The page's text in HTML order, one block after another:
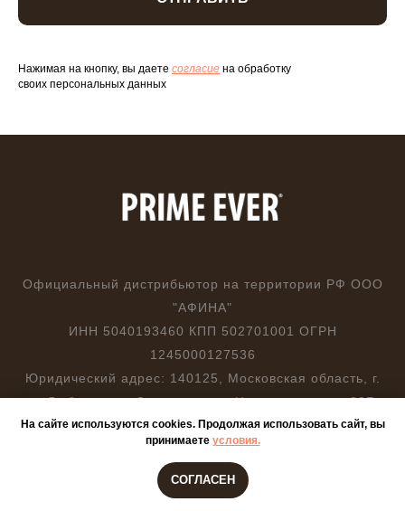
Нажимая на кнопку, вы даете согласие на обработку
своих персональных данных
Официальный дистрибьютор на территории РФ ООО
"АФИНА"
ИНН 5040193460 КПП 502701001 ОГРН
1245000127536
Юридический адрес: 140125, Московская область, г.
о. Люберцы, д. Островцы, ул. Центральная, д. 83Б
Политика конфиденциальности
Согласие на обработку персональных данных
На сайте используются cookies. Продолжая использовать сайт, вы
принимаете условия.
СОГЛАСЕН